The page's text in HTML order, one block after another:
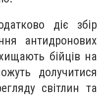
діє збір
антидронових
бійців на
долучитися
світлин та